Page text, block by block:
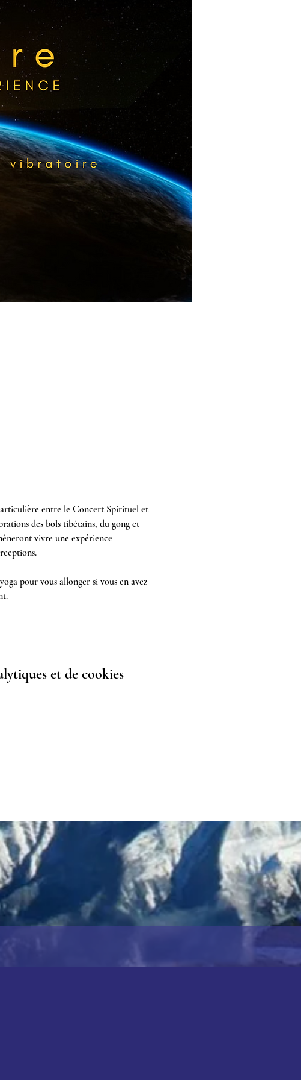
entre le Concert Spirituel et
des bols tibétains, du gong et
vivre une expérience
pour vous allonger si vous en avez
et de cookies